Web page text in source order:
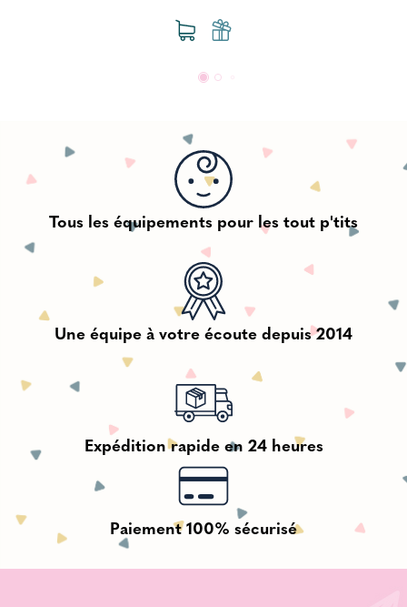
Tous les équipements pour les tout p'tits
Une équipe à votre écoute depuis 2014
Expédition rapide en 24 heures
Paiement 100% sécurisé